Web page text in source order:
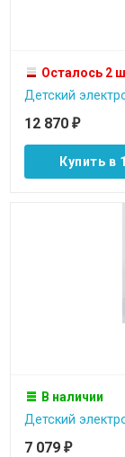
Осталось 2
Детский
12 870 ₽
Купить в
В наличии
Детский
7 079 ₽